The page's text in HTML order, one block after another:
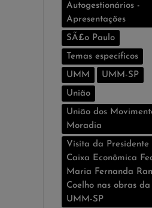
Autogestionários -
Apresentações
SÃ£o Paulo
Temas especí­ficos
UMM UMM-SP
União
União dos
Moradia
Visita da Presidente
Caixa Econômica
Maria Fernanda
Coelho nas obras da
UMM-SP